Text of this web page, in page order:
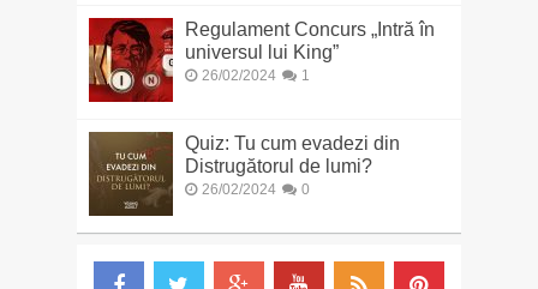
Regulament Concurs „Intră în
universul lui King”
26/02/2024 1
Quiz: Tu cum evadezi din
Distrugătorul de lumi?
26/02/2024 0